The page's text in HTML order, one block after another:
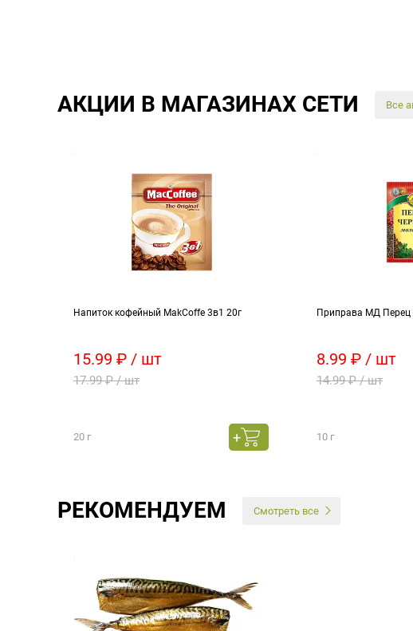
АКЦИИ В МАГАЗИНАХ СЕТИ Все
Напиток кофейный MakCoffe 3в1 20г
15.99 ₽ / шт
17.99 ₽ / шт
20 г
Приправа МД Перец
8.99 ₽ / шт
14.99 ₽ / шт
10 г
РЕКОМЕНДУЕМ Смотреть все